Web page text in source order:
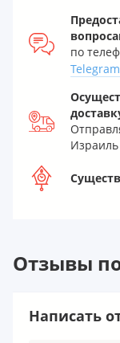
по
Telegram
Отзывы
Написать